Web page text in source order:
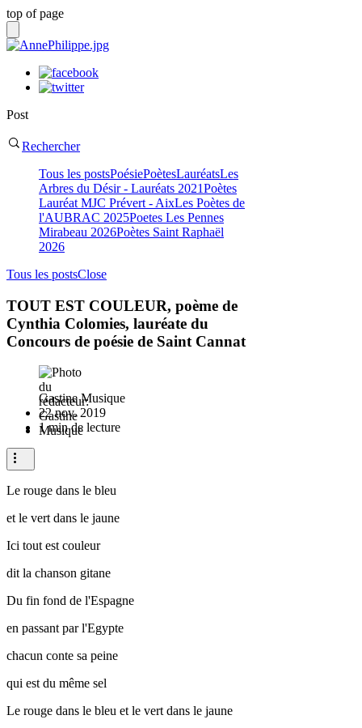
top of page
Post
Rechercher
Tous les postsPoésiePoètesLauréatsLes
Arbres du Désir - Lauréats 2021Poètes
Lauréat MJC Prévert - AixLes Poètes de
l'AUBRAC 2025Poetes Les Pennes
Mirabeau 2026Poètes Saint Raphaël
2026
Tous les postsClose
TOUT EST COULEUR, poème de
Cynthia Colomies, lauréate du
Concours de poésie de Saint Cannat
Gastine Musique
22 nov. 2019
1 min de lecture
Le rouge dans le bleu
et le vert dans le jaune
Ici tout est couleur
dit la chanson gitane
Du fin fond de l'Espagne
en passant par l'Egypte
chacun conte sa peine
qui est du même sel
Le rouge dans le bleu et le vert dans le jaune